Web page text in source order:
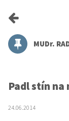
MUDr.
Padl stín na
24.06.2014